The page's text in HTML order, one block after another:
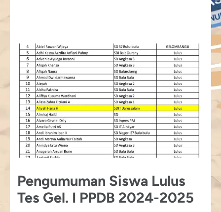
Pengumuman Siswa Lulus
Tes Gel. I PPDB 2024-2025